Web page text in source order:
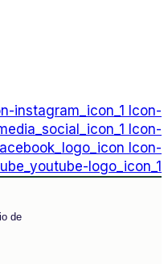
instagram_icon_1 Icon-
Icon-
Icon-
logo_icon_1
de